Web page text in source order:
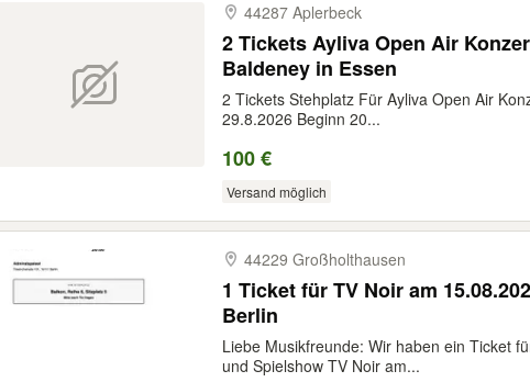
44287 Aplerbeck
2 Tickets Ayliva Open Air
Baldeney in Essen
2 Tickets Stehplatz Für Ayliva Open Air
29.8.2026 Beginn 20...
100 €
Versand möglich
44229 Großholthausen
1 Ticket für TV Noir am
Berlin
Liebe Musikfreunde: Wir haben ein Ticket
und Spielshow TV Noir am...